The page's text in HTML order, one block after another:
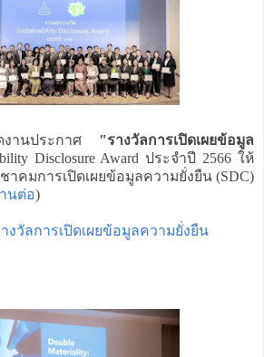
านประกาศ "รางวัลการเปิดเผยข้อมูล
Disclosure Award ประจำปี 2566 ให้
คมการเปิดเผยข้อมูลความยั่งยืน (SDC)
นต่อ)
งวัลการเปิดเผยข้อมูลความยั่งยืน